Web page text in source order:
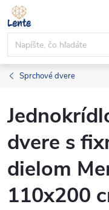
Prejsť
na
obsah
Sprchové dvere
dvere s
dielom
110x200